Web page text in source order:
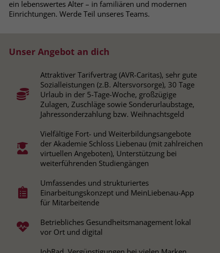
ein lebenswertes Alter – in familiären und modernen
Einrichtungen. Werde Teil unseres Teams.
Unser Angebot an dich
Attraktiver Tarifvertrag (AVR-Caritas), sehr gute
Sozialleistungen (z.B. Altersvorsorge), 30 Tage
Urlaub in der 5-Tage-Woche, großzügige
Zulagen, Zuschläge sowie Sonderurlaubstage,
Jahressonderzahlung bzw. Weihnachtsgeld
Vielfältige Fort- und Weiterbildungsangebote
der Akademie Schloss Liebenau (mit zahlreichen
virtuellen Angeboten), Unterstützung bei
weiterführenden Studiengängen
Umfassendes und strukturiertes
Einarbeitungskonzept und MeinLiebenau-App
für Mitarbeitende
Betriebliches Gesundheitsmanagement lokal
vor Ort und digital
Zweck
Behält die Zustände des Benutzers bei
allen Seitenanfragen bei.
cookie_optin
Anbieter www.stiftung-liebenau.de
Zweck
Behält die Zustimmung des Benutzers
zum Cookie Opt-In
__cf_bm
Browsers und die Einstellungen
exklusiv für diese Website zu speichern.
derselben Website durchgeführt
Benutzerkennung verknüpft werden.
_clsk
Laufzeit 1 Jahr
Zweck
Microsoft Clarity setzt dieses Cookie,
um die Seitenaufrufe eines Benutzers
zu speichern und in einer einzigen
Sitzungsaufzeichnung